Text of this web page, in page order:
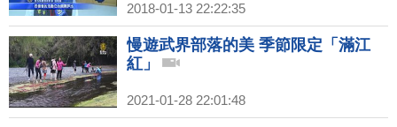
2018-01-13 22:22:35
慢遊武界部落的美 季節限定「滿江
紅」
2021-01-28 22:01:48